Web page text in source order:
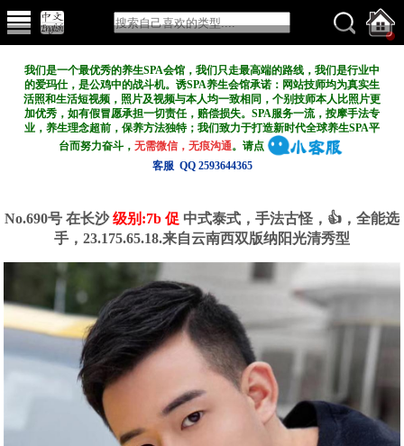
我们是一个最优秀的养生SPA会馆，我们只走最高端的路线，我们是行业中
的爱玛仕，是公鸡中的战斗机。诱SPA养生会馆承诺：网站技师均为真实生
活照和生活短视频，照片及视频与本人均一致相同，个别技师本人比照片更
加优秀，如有假冒愿承担一切责任，赔偿损失。SPA服务一流，按摩手法专
业，养生理念超前，保养方法独特；我们致力于打造新时代全球养生SPA平
台而努力奋斗，无需微信，无痕沟通。请点
客服 QQ 2593644365
No.690号 在长沙级别:7b 促 中式泰式，手法古怪，👍，全能选
手，23.175.65.18.来自云南西双版纳阳光清秀型